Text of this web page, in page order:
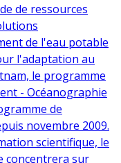
de ressources
de l'eau potable
l'adaptation au
le programme
- Océanographie
de
novembre 2009.
scientifique, le
concentrera sur